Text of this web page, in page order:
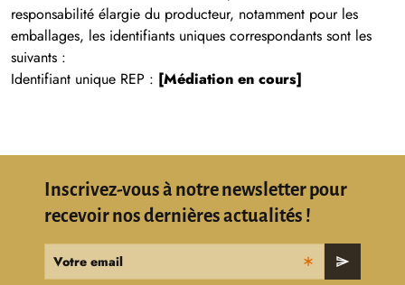
responsabilité élargie du producteur, notamment pour les
emballages, les identifiants uniques correspondants sont les
suivants :
Identifiant unique REP : [Médiation en cours]
Inscrivez-vous à notre newsletter pour
recevoir nos dernières actualités !
Votre email send